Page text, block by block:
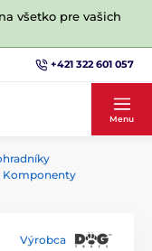
všetko pre vašich
+421 322 601 057
Menu
Komponenty
Výrobca